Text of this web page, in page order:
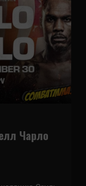
Чарло